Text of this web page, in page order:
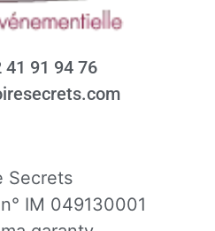
41 91 94 76
Secrets
IM 049130001